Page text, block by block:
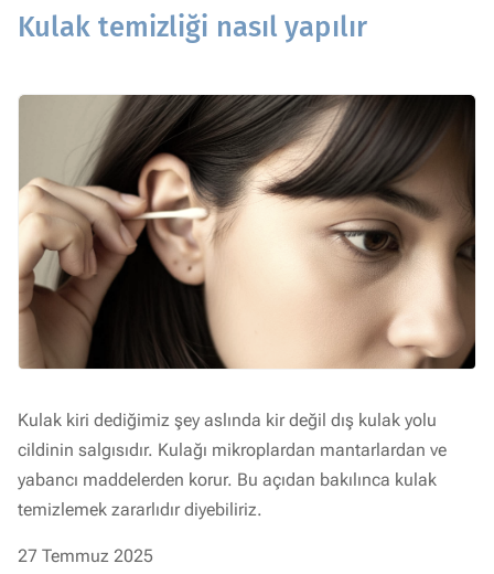
Kulak temizliği nasıl yapılır
Kulak kiri dediğimiz şey aslında kir değil dış kulak yolu
cildinin salgısıdır. Kulağı mikroplardan mantarlardan ve
yabancı maddelerden korur. Bu açıdan bakılınca kulak
temizlemek zararlıdır diyebiliriz.
27 Temmuz 2025